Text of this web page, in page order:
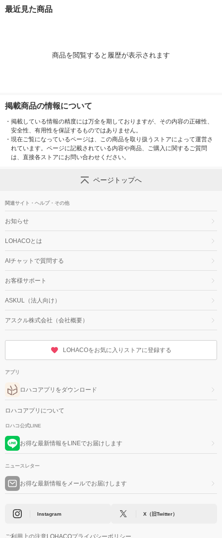
最近見た商品
商品を閲覧すると履歴が表示されます
掲載商品の情報について
・ 掲載している情報の精度には万全を期しておりますが、その内容の正確性、
安全性、有用性を保証するものではありません。
・ 現在ご覧になっているページは、この商品を取り扱うストアによって運営さ
れています。ページに記載されている内容や商品、ご購入に関するご質問
は、直接各ストアにお問い合わせください。
ページトップへ
関連サイト・ヘルプ・その他
お知らせ
LOHACOとは
AIチャットで質問する
お客様サポート
ASKUL（法人向け）
アスクル株式会社（会社概要）
LOHACOをお気に入りストアに登録する
アプリ
ロハコアプリをダウンロード
ロハコアプリについて
ロハコ公式LINE
お得な最新情報をLINEでお届けします
ニュースレター
お得な最新情報をメールでお届けします
Instagram X（旧Twitter）